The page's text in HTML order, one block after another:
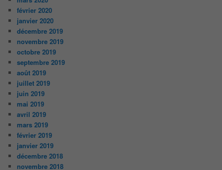
février 2020
janvier 2020
décembre 2019
novembre 2019
octobre 2019
septembre 2019
août 2019
juillet 2019
juin 2019
mai 2019
avril 2019
mars 2019
février 2019
janvier 2019
décembre 2018
novembre 2018